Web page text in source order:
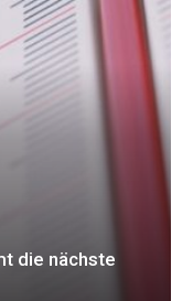
die nächste